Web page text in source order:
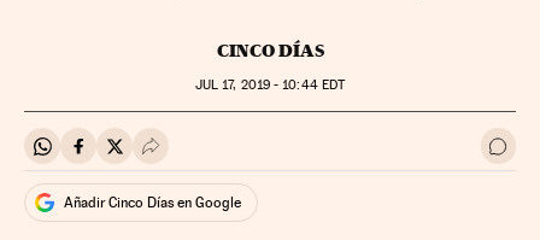
CINCO DÍAS
JUL 17, 2019 - 10:44EDT
Compartir en Whatsapp
Compartir en Facebook
Compartir en Twitter
Desplegar Redes Sociales Ir a
Añadir Cinco Días en Google